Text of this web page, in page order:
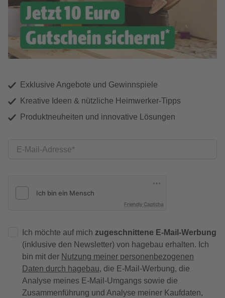
Exklusive Angebote und Gewinnspiele
Kreative Ideen & nützliche Heimwerker-Tipps
Produktneuheiten und innovative Lösungen
E-Mail-Adresse
Friendly Captcha
Ich möchte auf mich zugeschnittene E-Mail-Werbung
(inklusive den Newsletter) von hagebau erhalten. Ich
bin mit der Nutzung meiner personenbezogenen
Daten durch hagebau, die E-Mail-Werbung, die
Analyse meines E-Mail-Umgangs sowie die
Zusammenführung und Analyse meiner Kaufdaten,